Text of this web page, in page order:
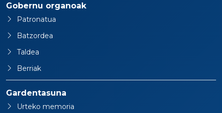
Gobernu organoak
Patronatua
Batzordea
Taldea
Berriak
Gardentasuna
Urteko memoria